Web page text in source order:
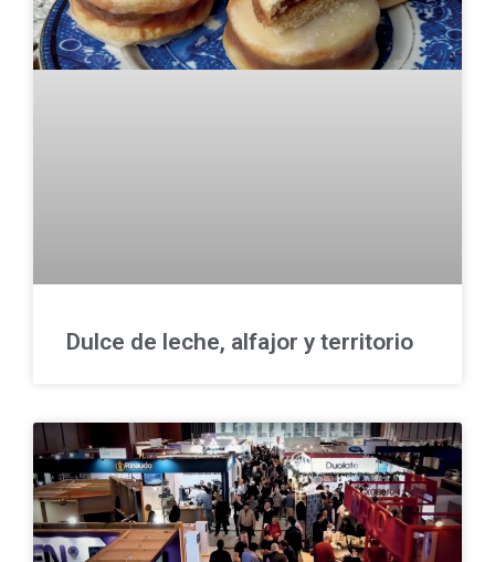
Dulce de leche, alfajor y territorio